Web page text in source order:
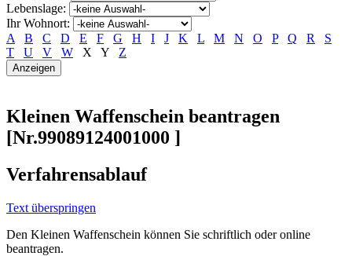
Lebenslage:
Ihr Wohnort:
A
B C D E F G H I J K L M N O P Q R
S
T
U V W X Y Z
Kleinen Waffenschein beantragen
[Nr.99089124001000 ]
Verfahrensablauf
Text überspringen
Den Kleinen Waffenschein können Sie schriftlich oder online
beantragen.